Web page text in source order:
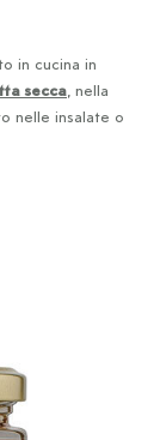
in cucina in
secca, nella
nelle insalate o